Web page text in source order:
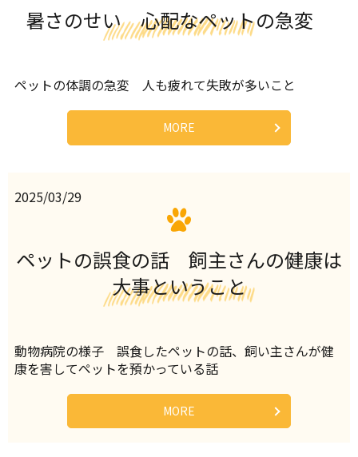
暑さのせい 心配なペットの急変
ペットの体調の急変 人も疲れて失敗が多いこと
MORE
2025/03/29
ペットの誤食の話 飼主さんの健康は
大事ということ
動物病院の様子 誤食したペットの話、飼い主さんが健
康を害してペットを預かっている話
MORE